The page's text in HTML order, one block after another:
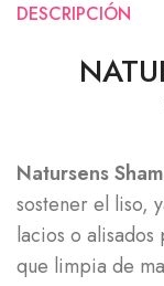
DESCRIPCIÓN
Natursens
sostener el liso,
lacios o
que limpia de